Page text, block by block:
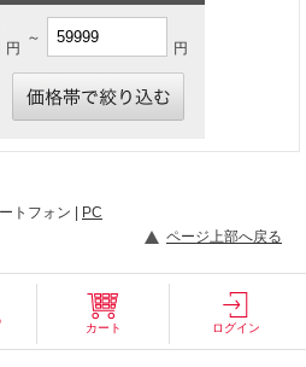
円
～
円
トフォン | PC
ページ上部へ戻る
カート ログイン